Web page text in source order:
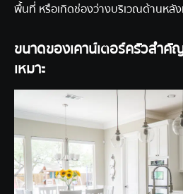
พื้นที่ หรือเกิดช่องว่างบริเวณด้านหลัง
ขนาดของเคาน์เตอร์ครัวสำคั
เหมาะ